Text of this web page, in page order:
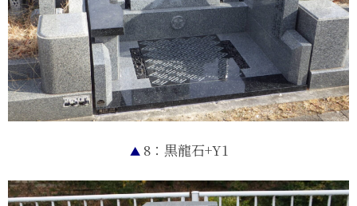
▲8：黒龍石+Y1